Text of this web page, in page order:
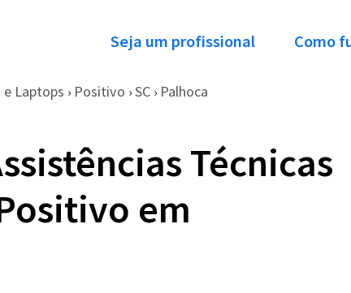
Seja um profissional Como
Laptops › Positivo › SC › Palhoca
Técnicas
em